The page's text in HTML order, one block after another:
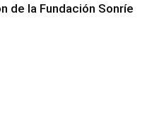
de la Fundación Sonríe